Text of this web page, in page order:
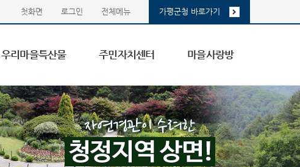
첫화면 로그인 전체메뉴 가평군청 바로가기
우리마을특산물 주민자치센터 마을사랑방